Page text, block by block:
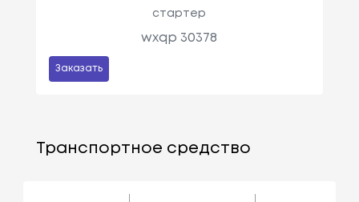
стартер
wxqp 30378
Заказать
Транспортное средство